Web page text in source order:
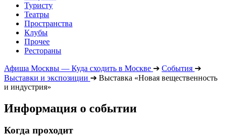
Туристу
Театры
Пространства
Клубы
Прочее
Рестораны
Афиша Москвы — Куда сходить в Москве ➔ События ➔
Выставки и экспозиции ➔ Выставка «Новая вещественность
и индустрия»
Информация о событии
Когда проходит